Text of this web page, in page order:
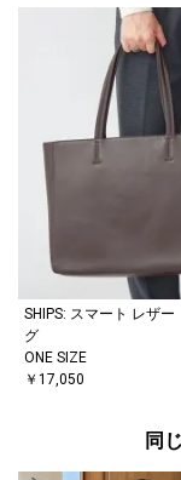
SHIPS: スマート レザー
グ
ONE SIZE
￥17,050
同